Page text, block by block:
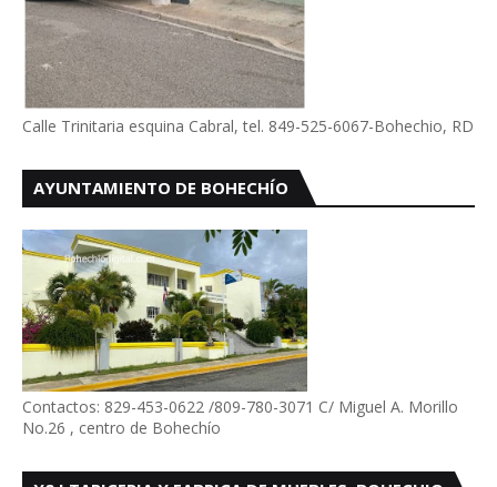
Calle Trinitaria esquina Cabral, tel. 849-525-6067-Bohechio, RD
AYUNTAMIENTO DE BOHECHÍO
Contactos: 829-453-0622 /809-780-3071 C/ Miguel A. Morillo
No.26 , centro de Bohechío